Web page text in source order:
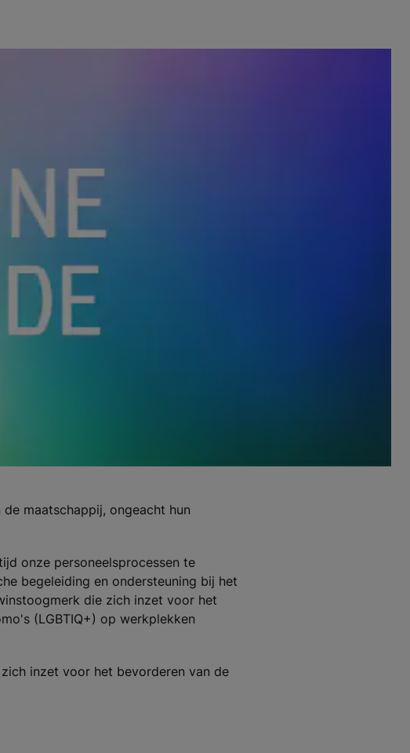
maatschappij, ongeacht hun
onze personeelsprocessen te
begeleiding en ondersteuning bij het
die zich inzet voor het
(LGBTIQ+) op werkplekken
inzet voor het bevorderen van de